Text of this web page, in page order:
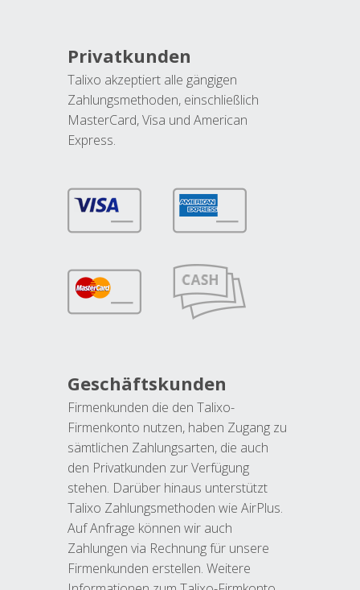
Privatkunden
Talixo akzeptiert alle gängigen
Zahlungsmethoden, einschließlich
MasterCard, Visa und American
Express.
Geschäftskunden
Firmenkunden die den Talixo-
Firmenkonto nutzen, haben Zugang zu
sämtlichen Zahlungsarten, die auch
den Privatkunden zur Verfügung
stehen. Darüber hinaus unterstützt
Talixo Zahlungsmethoden wie AirPlus.
Auf Anfrage können wir auch
Zahlungen via Rechnung für unsere
Firmenkunden erstellen. Weitere